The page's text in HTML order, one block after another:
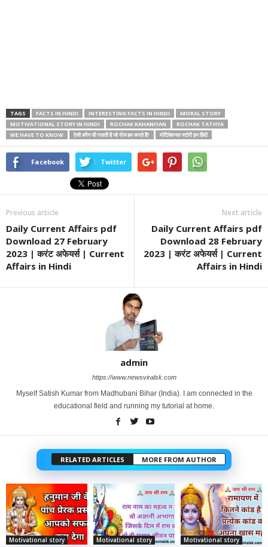
TAGS FACTS IN HINDI INTERESTING FACTS IN HINDI
MORAL STORY
MOTIVATIONAL STORY IN HINDI
ROCHAK KAHANIYAN
ROCHAK TATHYA
WE HAVE TO KNOW
ऐसी कौन सी गलती है जो रोज हम करते हैं? मोटिवेशनल स्टोरी इन हिंदी
Facebook Twitter
Previous article
Daily Current Affairs pdf
Download 27 February
2023 | करंट अफेयर्स | Current
Affairs in Hindi
Next article
Daily Current Affairs pdf
Download 28 February
2023 | करंट अफेयर्स | Current
Affairs in Hindi
admin
https://www.newsviralsk.com
Myself Satish Kumar from Madhubani Bihar (India). I am connected in the
educational field and running my tutorial at home.
RELATED ARTICLES MORE FROM AUTHOR
Motivational story Motivational story Motivational story